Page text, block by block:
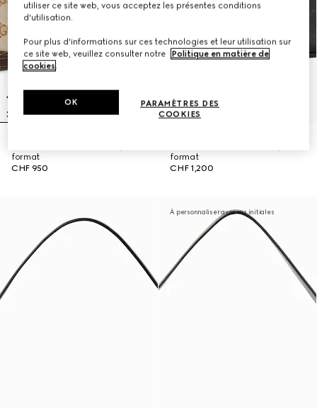
format
CHF 950
format
CHF 1,200
À personnaliser avec vos initiales
utiliser ce site web, vous acceptez les présentes conditions
d'utilisation.
Pour plus d'informations sur ces technologies et leur utilisation sur
ce site web, veuillez consulter notre
Politique en matière de
cookies.
PARAMÈTRES DES
COOKIES
OK